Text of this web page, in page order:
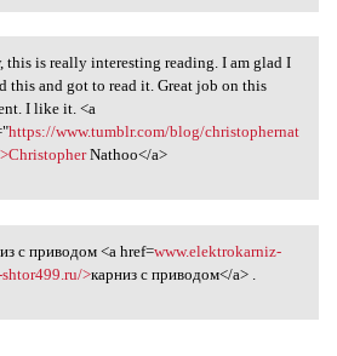
this is really
this is really interesting reading. I am glad I
this and got to read it. Great job on this
I like it. <a
https://www.tumblr.com/blog/christophernat
Nathoo</a>
с приводом <a href=www
с приводом <a href=www.elektrokarniz-
>карниз с приводом</a> .